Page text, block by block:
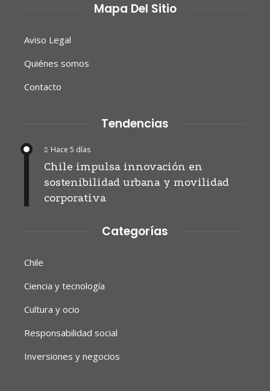
Mapa Del Sitio
Aviso Legal
Quiénes somos
Contacto
Tendencias
Hace 5 días
Chile impulsa innovación en
sostenibilidad urbana y movilidad
corporativa
Categorías
Chile
Ciencia y tecnología
Cultura y ocio
Responsabilidad social
Inversiones y negocios